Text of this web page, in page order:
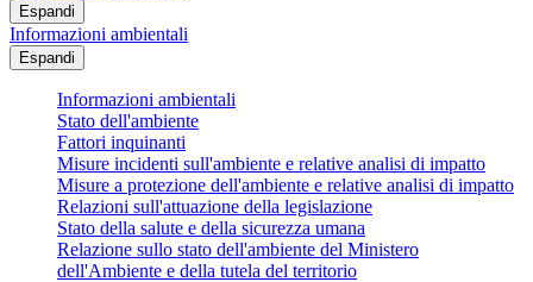
Espandi
Informazioni ambientali
Espandi
Informazioni ambientali
Stato dell'ambiente
Fattori inquinanti
Misure incidenti sull'ambiente e relative analisi di impatto
Misure a protezione dell'ambiente e relative analisi di impatto
Relazioni sull'attuazione della legislazione
Stato della salute e della sicurezza umana
Relazione sullo stato dell'ambiente del Ministero
dell'Ambiente e della tutela del territorio